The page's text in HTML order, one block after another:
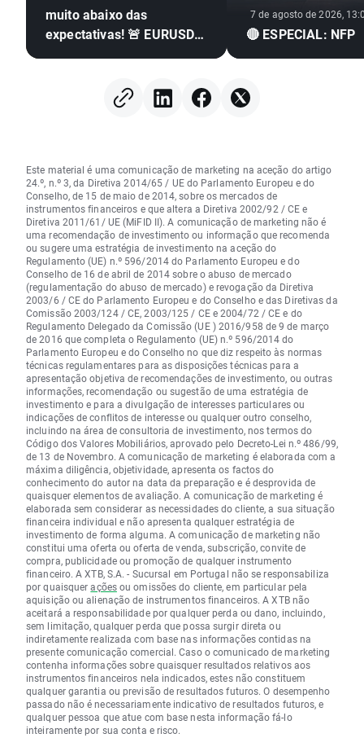
muito abaixo das
expectativas! 🚨 EURUSD
7 de agosto de 2026,
🔴 ESPECIAL: NFP
Este material é uma comunicação de marketing na aceção do artigo
24.º, n.º 3, da Diretiva 2014/65 / UE do Parlamento Europeu e do
Conselho, de 15 de maio de 2014, sobre os mercados de
instrumentos financeiros e que altera a Diretiva 2002/92 / CE e
Diretiva 2011/61/ UE (MiFID II). A comunicação de marketing não é
uma recomendação de investimento ou informação que recomenda
ou sugere uma estratégia de investimento na aceção do
Regulamento (UE) n.º 596/2014 do Parlamento Europeu e do
Conselho de 16 de abril de 2014 sobre o abuso de mercado
(regulamentação do abuso de mercado) e revogação da Diretiva
2003/6 / CE do Parlamento Europeu e do Conselho e das Diretivas da
Comissão 2003/124 / CE, 2003/125 / CE e 2004/72 / CE e do
Regulamento Delegado da Comissão (UE ) 2016/958 de 9 de março
de 2016 que completa o Regulamento (UE) n.º 596/2014 do
Parlamento Europeu e do Conselho no que diz respeito às normas
técnicas regulamentares para as disposições técnicas para a
apresentação objetiva de recomendações de investimento, ou outras
informações, recomendação ou sugestão de uma estratégia de
investimento e para a divulgação de interesses particulares ou
indicações de conflitos de interesse ou qualquer outro conselho,
incluindo na área de consultoria de investimento, nos termos do
Código dos Valores Mobiliários, aprovado pelo Decreto-Lei n.º 486/99,
de 13 de Novembro. A comunicação de marketing é elaborada com a
máxima diligência, objetividade, apresenta os factos do
conhecimento do autor na data da preparação e é desprovida de
quaisquer elementos de avaliação. A comunicação de marketing é
elaborada sem considerar as necessidades do cliente, a sua situação
financeira individual e não apresenta qualquer estratégia de
investimento de forma alguma. A comunicação de marketing não
constitui uma oferta ou oferta de venda, subscrição, convite de
compra, publicidade ou promoção de qualquer instrumento
financeiro. A XTB, S.A. - Sucursal em Portugal não se responsabiliza
por quaisqueraçõesou omissões do cliente, em particular pela
aquisição ou alienação de instrumentos financeiros. A XTB não
aceitará a responsabilidade por qualquer perda ou dano, incluindo,
sem limitação, qualquer perda que possa surgir direta ou
indiretamente realizada com base nas informações contidas na
presente comunicação comercial. Caso o comunicado de marketing
contenha informações sobre quaisquer resultados relativos aos
instrumentos financeiros nela indicados, estes não constituem
qualquer garantia ou previsão de resultados futuros. O desempenho
passado não é necessariamente indicativo de resultados futuros, e
qualquer pessoa que atue com base nesta informação fá-lo
inteiramente por sua conta e risco.